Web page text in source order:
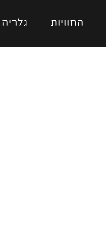
החוויות גלריה